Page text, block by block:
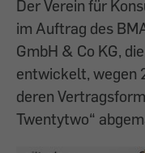
Der Verein für
im Auftrag des
GmbH & Co KG,
entwickelt, wegen
deren
Twentytwo“